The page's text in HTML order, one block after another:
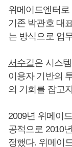
위메이드엔터
기존 박관호 대
는 방식으로 업
서수길은 시스
이용자 기반의
의 기회를 잡고
2009년 위메이
공적으로 2010
정했다. 위메이